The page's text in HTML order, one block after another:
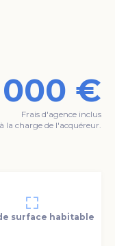
000 €
Frais d'agence inclus
la charge de l'acquéreur.
surface habitable